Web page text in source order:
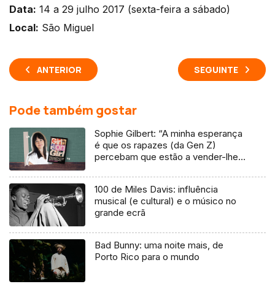
Data: 14 a 29 julho 2017 (sexta-feira a sábado)
Local: São Miguel
ANTERIOR SEGUINTE
Pode também gostar
Sophie Gilbert: “A minha esperança
é que os rapazes (da Gen Z)
percebam que estão a vender-lhes
100 de Miles Davis: influência
musical (e cultural) e o músico no
grande ecrã
Bad Bunny: uma noite mais, de
Porto Rico para o mundo